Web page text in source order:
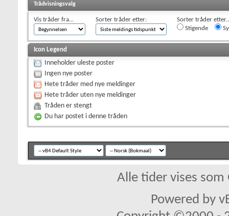
Trådvisningsvalg
Vis tråder fra... Sorter tråder etter:
Sorter tråder
Stigende
Icon Legend
Inneholder uleste poster
Ingen nye poster
Hete tråder med nye meldinger
Hete tråder uten nye meldinger
Tråden er stengt
Du har postet i denne tråden
Alle tider vises som
Powered by